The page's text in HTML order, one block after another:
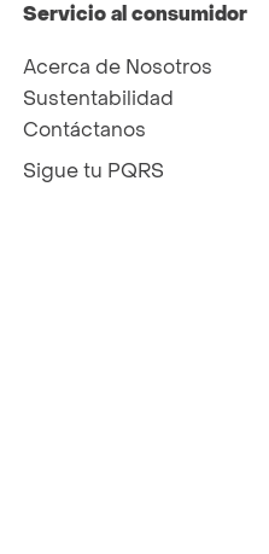
Servicio al consumidor
Acerca de Nosotros
Sustentabilidad
Contáctanos
Sigue tu PQRS